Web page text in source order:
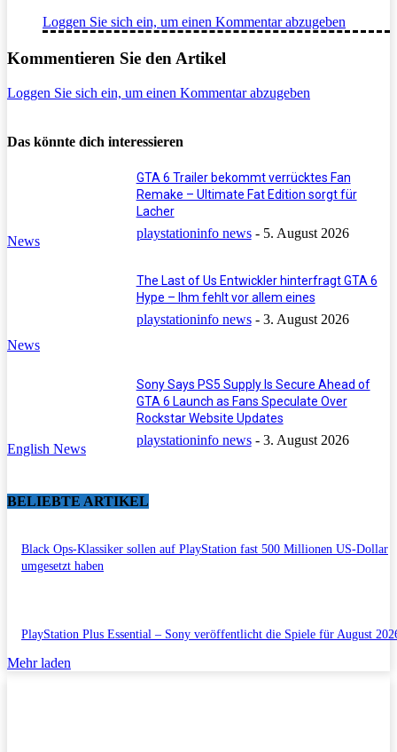
Loggen Sie sich ein, um einen Kommentar abzugeben
Kommentieren Sie den Artikel
Loggen Sie sich ein, um einen Kommentar abzugeben
Das könnte dich interessieren
News
GTA 6 Trailer bekommt verrücktes Fan
Remake – Ultimate Fat Edition sorgt für
Lacher
playstationinfo news - 5. August 2026
News
The Last of Us Entwickler hinterfragt GTA 6
Hype – Ihm fehlt vor allem eines
playstationinfo news - 3. August 2026
English News
Sony Says PS5 Supply Is Secure Ahead of
GTA 6 Launch as Fans Speculate Over
Rockstar Website Updates
playstationinfo news - 3. August 2026
BELIEBTE ARTIKEL
Black Ops-Klassiker sollen auf PlayStation fast 500 Millionen US-Dollar
umgesetzt haben
PlayStation Plus Essential – Sony veröffentlicht die Spiele für August
Mehr laden